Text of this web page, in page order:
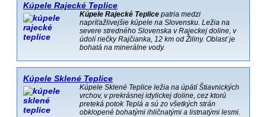
Kúpele Rajecké Teplice
Kúpele Rajecké Teplice patria medzi
napríťažlivejšie kúpele na Slovensku. Ležia na
severe stredného Slovenska v Rajeckej doline, v
údolí riečky Rajčianka, 12 km od Žiliny. Oblasť je
bohatá na minerálne vody.
Kúpele Sklené Teplice
Kúpele Sklené Teplice ležia na úpätí Štiavnických
vrchov, v prekrásnej idylickej doline, cez ktorú
preteká potok Teplá a sú zo všetkých strán
obklopené bohatými ihličnatými a listnatými lesmi.